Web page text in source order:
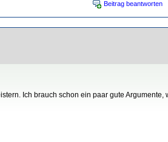
Beitrag beantworten
Ich brauch schon ein paar gute Argumente,